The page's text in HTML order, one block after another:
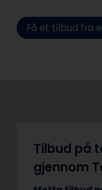
Få et tilbud fra
Tilbud på
gjennom